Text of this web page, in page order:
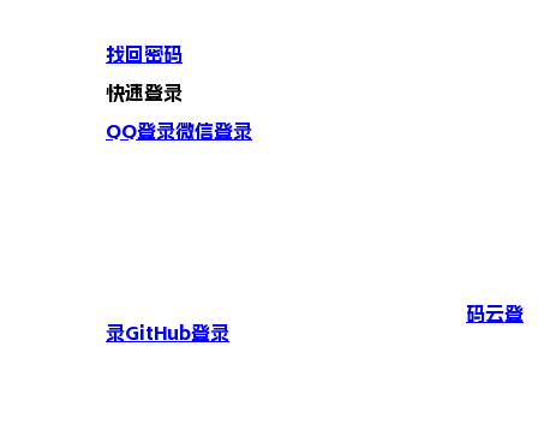
找回密码
快速登录
QQ登录微信登录
码云登
录GitHub登录